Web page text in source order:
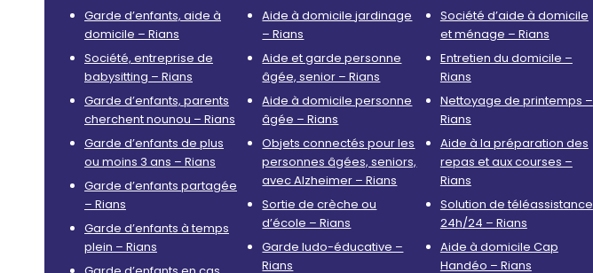
Garde d’enfants, aide à
domicile – Rians
Société, entreprise de
babysitting – Rians
Garde d’enfants, parents
cherchent nounou – Rians
Garde d’enfants de plus
ou moins 3 ans – Rians
Garde d’enfants partagée
– Rians
Garde d’enfants à temps
plein – Rians
Aide à domicile jardinage
– Rians
Aide et garde personne
âgée, senior – Rians
Aide à domicile personne
âgée – Rians
Objets connectés pour les
personnes âgées, seniors,
avec Alzheimer – Rians
Sortie de crèche ou
d’école – Rians
Garde ludo-éducative –
Rians
Société d’aide à domicile
et ménage – Rians
Entretien du domicile –
Rians
Nettoyage de printemps –
Rians
Aide à la préparation des
repas et aux courses –
Rians
Solution de téléassistance
24h/24 – Rians
Aide à domicile Cap
Handéo – Rians